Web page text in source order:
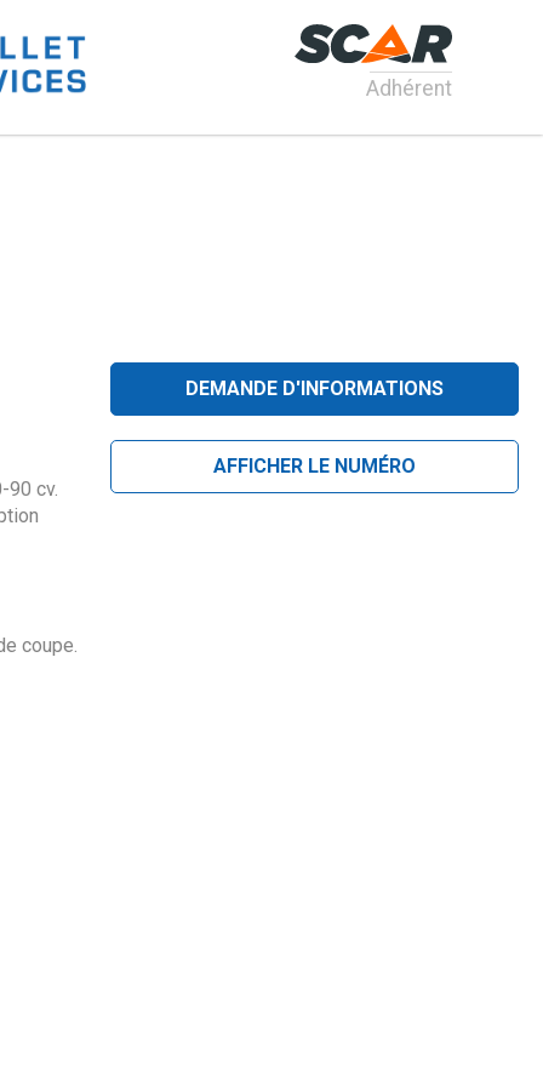
Adhérent
coupe.
90 cv.
DEMANDE D'INFORMATIONS
AFFICHER LE NUMÉRO